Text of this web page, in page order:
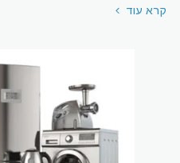
קרא עוד